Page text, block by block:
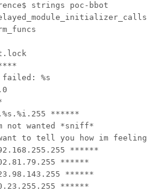
strings poc-bbot
failed: %s
******
not wanted *sniff*
to tell you how im feeling
******
******
******
******